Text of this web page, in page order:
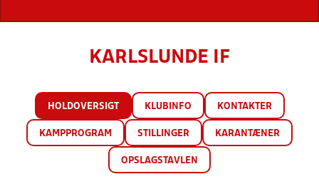
KARLSLUNDE IF
HOLDOVERSIGT KLUBINFO KONTAKTER
KAMPPROGRAM STILLINGER KARANTÆNER
OPSLAGSTAVLEN